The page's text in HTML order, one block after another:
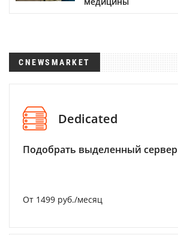
CNEWSMARKET
Dedicated
Подобрать выделенный сервер
От 1499 руб./месяц